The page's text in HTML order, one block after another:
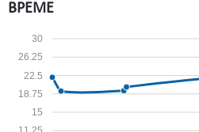
ВРЕМЕ
15
18.75
22.5
26.25
30